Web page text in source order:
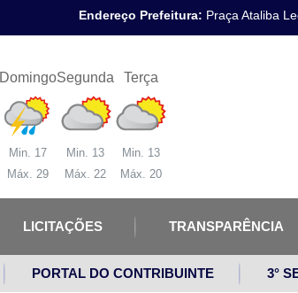
Endereço Prefeitura: Praça Ataliba
Domingo
Min. 17
Máx. 29
Segunda
Min. 13
Máx. 22
Terça
Min. 13
Máx. 20
LICITAÇÕES TRANSPARÊNCIA
PORTAL DO CONTRIBUINTE 3°